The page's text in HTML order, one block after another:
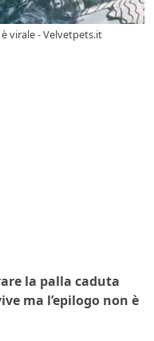
virale - Velvetpets.it
la palla caduta
ma l’epilogo non è